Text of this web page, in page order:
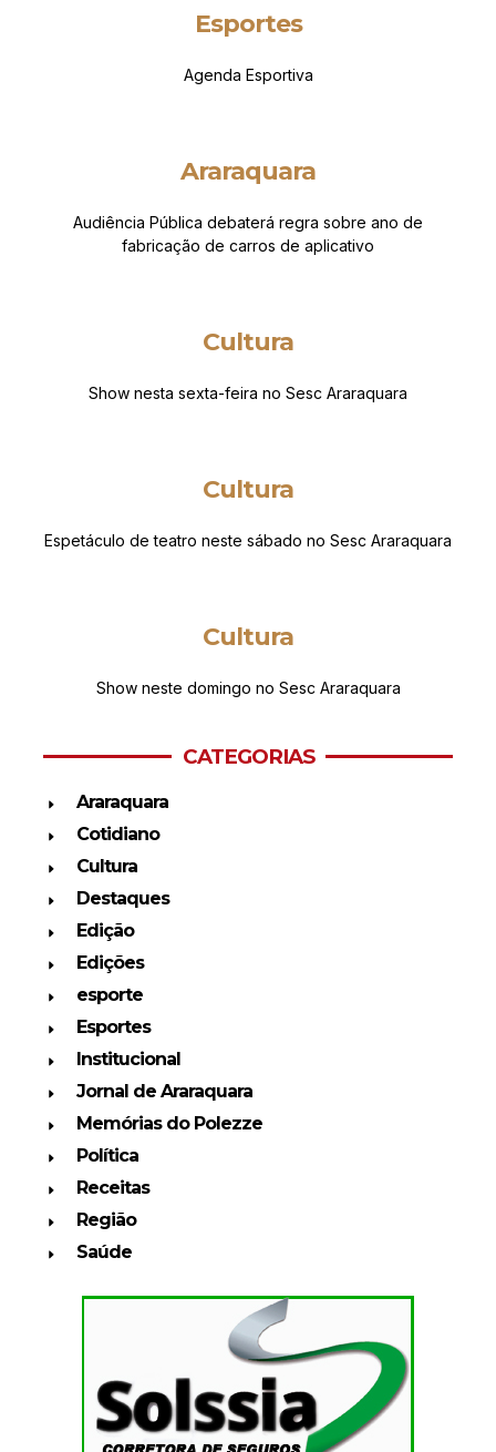
Esportes
Agenda Esportiva
Araraquara
Audiência Pública debaterá regra sobre ano de
fabricação de carros de aplicativo
Cultura
Show nesta sexta-feira no Sesc Araraquara
Cultura
Espetáculo de teatro neste sábado no Sesc Araraquara
Cultura
Show neste domingo no Sesc Araraquara
CATEGORIAS
Araraquara
Cotidiano
Cultura
Destaques
Edição
Edições
esporte
Esportes
Institucional
Jornal de Araraquara
Memórias do Polezze
Política
Receitas
Região
Saúde